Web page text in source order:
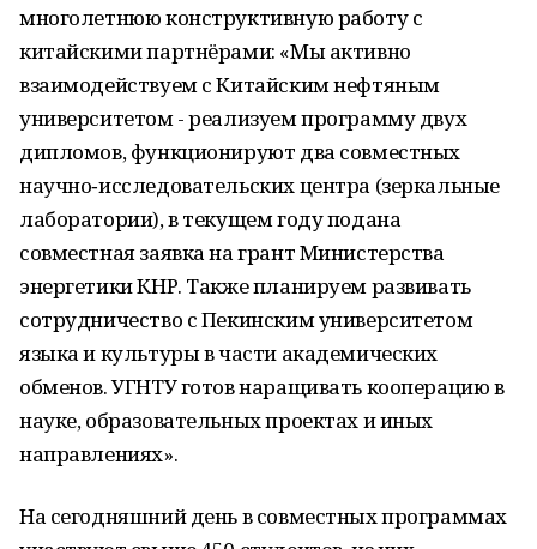
многолетнюю конструктивную работу с
китайскими партнёрами: «Мы активно
взаимодействуем с Китайским нефтяным
университетом - реализуем программу двух
дипломов, функционируют два совместных
научно‑исследовательских центра (зеркальные
лаборатории), в текущем году подана
совместная заявка на грант Министерства
энергетики КНР. Также планируем развивать
сотрудничество с Пекинским университетом
языка и культуры в части академических
обменов. УГНТУ готов наращивать кооперацию в
науке, образовательных проектах и иных
направлениях».
На сегодняшний день в совместных программах